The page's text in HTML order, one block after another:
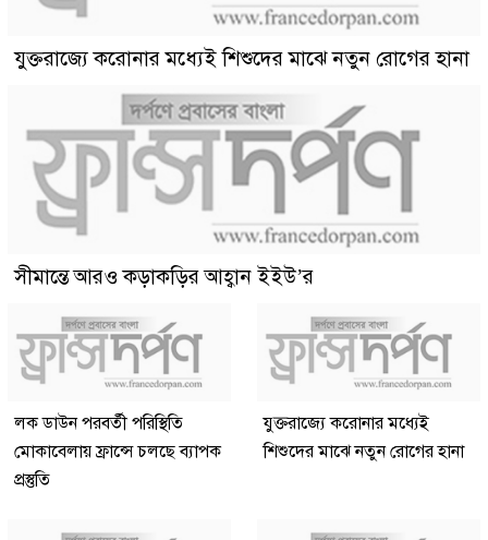
যুক্তরাজ্যে করোনার মধ্যেই শিশুদের মাঝে নতুন রোগের হানা
সীমান্তে আরও কড়াকড়ির আহ্বান ইইউ’র
লক ডাউন পরবর্তী পরিস্থিতি
মোকাবেলায় ফ্রান্সে চলছে ব্যাপক
প্রস্তুতি
যুক্তরাজ্যে করোনার মধ্যেই
শিশুদের মাঝে নতুন রোগের হানা